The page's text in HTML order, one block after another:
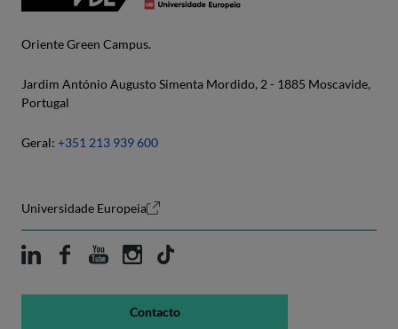
Oriente Green Campus.
Jardim António Augusto Simenta Mordido, 2 - 1885 Moscavide,
Portugal
Geral: +351 213 939 600
Universidade Europeia
Contacto